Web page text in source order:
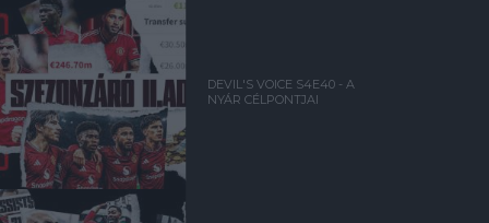
DEVIL'S VOICE S4E40 - A
NYÁR CÉLPONTJAI